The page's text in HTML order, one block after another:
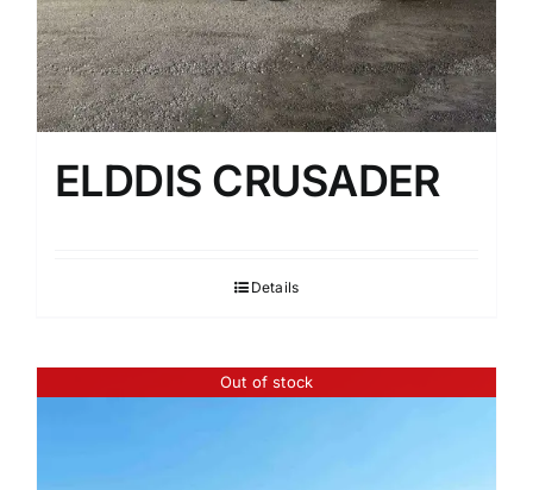
ELDDIS CRUSADER
Details
Out of stock